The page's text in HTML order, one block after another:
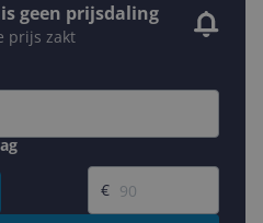
geen prijsdaling
prijs zakt
Gewenste prijs
€